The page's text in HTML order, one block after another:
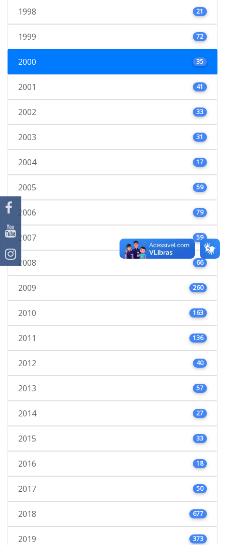
1998 21
1999 72
2000 35
2001 41
2002 33
2003 31
2004 17
2005 59
2006 79
2007 59
2008 66
2009 260
2010 163
2011 136
2012 40
2013 57
2014 27
2015 33
2016 18
2017 50
2018 677
2019 373